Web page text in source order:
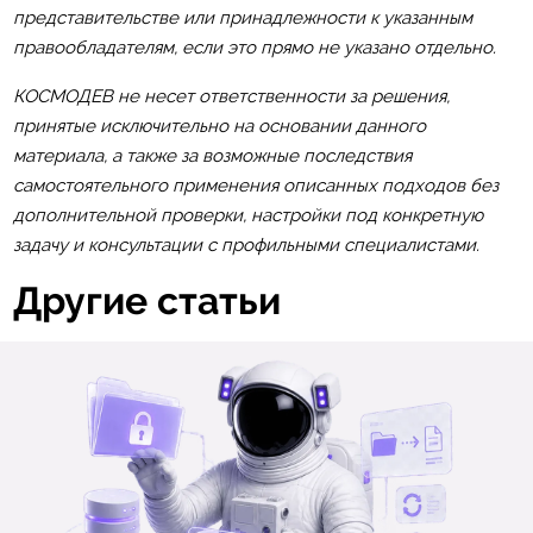
представительстве или принадлежности к указанным
правообладателям, если это прямо не указано отдельно.
КОСМОДЕВ не несет ответственности за решения,
принятые исключительно на основании данного
материала, а также за возможные последствия
самостоятельного применения описанных подходов без
дополнительной проверки, настройки под конкретную
задачу и консультации с профильными специалистами.
Другие статьи